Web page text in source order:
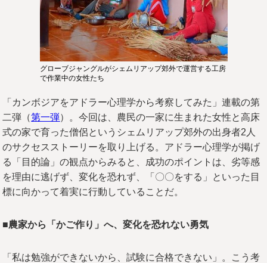
グローブジャングルがシェムリアップ郊外で運営する工房
で作業中の女性たち
「カンボジアをアドラー心理学から考察してみた」連載の第
二弾（第一弾）。今回は、農民の一家に生まれた女性と高床
式の家で育った僧侶というシェムリアップ郊外の出身者2人
のサクセスストーリーを取り上げる。アドラー心理学が掲げ
る「目的論」の観点からみると、成功のポイントは、劣等感
を理由に逃げず、変化を恐れず、「〇〇をする」といった目
標に向かって着実に行動していることだ。
■農家から「かご作り」へ、変化を恐れない勇気
「私は勉強ができないから、試験に合格できない」。こう考